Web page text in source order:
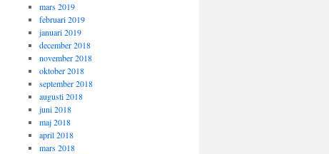
mars 2019
februari 2019
januari 2019
december 2018
november 2018
oktober 2018
september 2018
augusti 2018
juni 2018
maj 2018
april 2018
mars 2018